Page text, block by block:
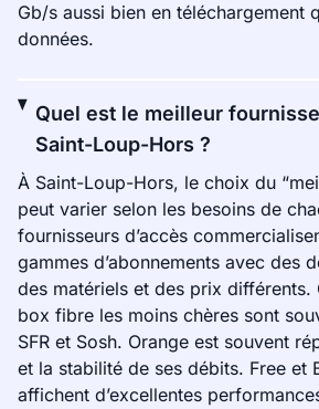
Gb/s aussi bien en téléchargement
données.
Quel est le meilleur
Saint-Loup-Hors ?
À Saint-Loup-Hors, le choix du
peut varier selon les besoins de
fournisseurs d’accès
gammes d’abonnements avec des
des matériels et des prix différents.
box fibre les moins chères sont
SFR et Sosh. Orange est souvent
et la stabilité de ses débits. Free et
affichent d’excellentes